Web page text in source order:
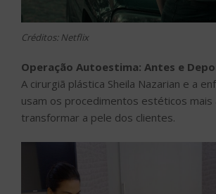
Créditos: Netflix
Operação Autoestima: Antes e
A cirurgiã plástica Sheila Nazarian e a
usam os procedimentos estéticos mais
transformar a pele dos clientes.